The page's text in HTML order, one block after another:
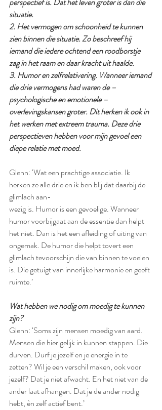
perspectief is. Dat het leven groter is dan die
situatie.
2. Het vermogen om schoonheid te kunnen
zien binnen die situatie. Zo beschreef hij
iemand die iedere ochtend een roodborstje
zag in het raam en daar kracht uit haalde.
3. Humor en zelfrelativering. Wanneer iemand
die drie vermogens had waren de –
psychologische en emotionele –
overlevingskansen groter. Dit herken ik ook in
het werken met extreem trauma. Deze drie
perspectieven hebben voor mijn gevoel een
diepe relatie met moed.
Glenn: ‘Wat een prachtige associatie. Ik
herken ze alle drie en ik ben blij dat daarbij de
glimlach aan-
wezig is. Humor is een gevoelige. Wanneer
humor voorbijgaat aan de essentie dan helpt
het niet. Dan is het een afleiding of uiting van
ongemak. De humor die helpt tovert een
glimlach tevoorschijn die van binnen te voelen
is. Die getuigt van innerlijke harmonie en geeft
ruimte.’
Wat hebben we nodig om moedig te kunnen
zijn?
Glenn: ‘Soms zijn mensen moedig van aard.
Mensen die hier gelijk in kunnen stappen. Die
durven. Durf je jezelf en je energie in te
zetten? Wil je een verschil maken, ook voor
jezelf? Dat je niet afwacht. En het niet van de
ander laat afhangen. Dat je de ander nodig
hebt, èn zelf actief bent.’